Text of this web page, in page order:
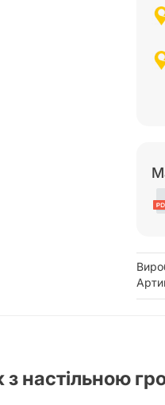
з настільною